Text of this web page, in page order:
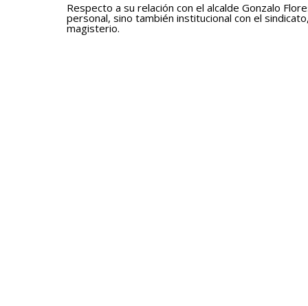
Respecto a su relación con el alcalde Gonzalo
personal, sino también institucional con el
magisterio.